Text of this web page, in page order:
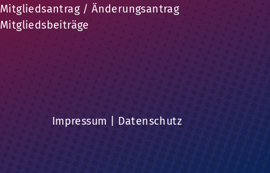
Mitgliedsantrag / Änderungsantrag
Mitgliedsbeiträge
Impressum Datenschutz